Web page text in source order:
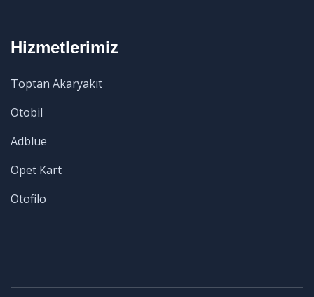
Hizmetlerimiz
Toptan Akaryakıt
Otobil
Adblue
Opet Kart
Otofilo